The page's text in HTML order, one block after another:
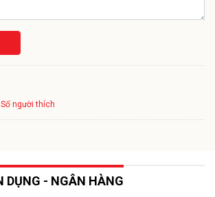
Số người thích
DỤNG - NGÂN HÀNG